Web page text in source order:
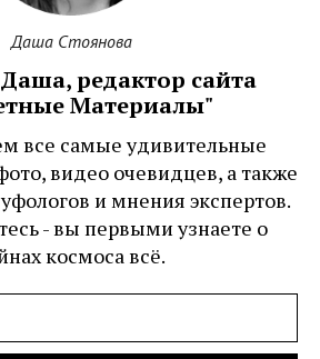
Даша Стоянова
редактор сайта
Материалы"
все самые удивительные
видео очевидцев, а также
и мнения экспертов.
- вы первыми узнаете о
космоса всё.